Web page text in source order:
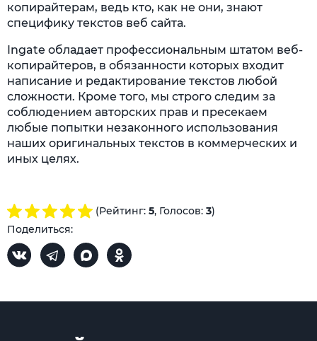
копирайтерам, ведь кто, как не они, знают
специфику текстов веб сайта.
Ingate обладает профессиональным штатом веб-
копирайтеров, в обязанности которых входит
написание и редактирование текстов любой
сложности. Кроме того, мы строго следим за
соблюдением авторских прав и пресекаем
любые попытки незаконного использования
наших оригинальных текстов в коммерческих и
иных целях.
(Рейтинг: 5, Голосов: 3)
Поделиться: